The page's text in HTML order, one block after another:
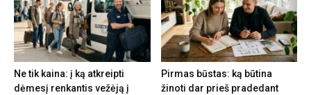
Ne tik kaina: į ką atkreipti
dėmesį renkantis vežėją į
Pirmas būstas: ką būtina
žinoti dar prieš pradedant